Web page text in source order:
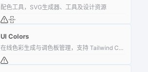
配色工具，SVG生成器、工具及设计资源
UI Colors
在线色彩生成与调色板管理，支持 Tailwind CSS